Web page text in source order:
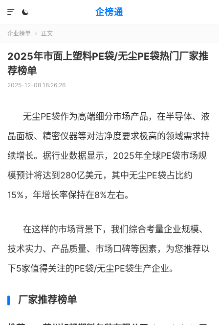
企榜通


企业榜单  正文
2025年市面上塑料PE袋/无尘PE袋热门厂家推
荐榜单
2025-12-08 18:26:26
无尘PE袋作为高端细分市场产品，在半导体、液
晶面板、精密仪器等对洁净度要求极高的领域需求持
续增长。据行业数据显示，2025年全球PE袋市场规
模预计将达到280亿美元，其中无尘PE袋占比约
15%，年增长率保持在8%左右。
在这样的市场背景下，我们综合考量企业规模、
技术实力、产品质量、市场口碑等因素，为您推荐以
下5家值得关注的PE袋/无尘PE袋生产企业。
厂家推荐榜单